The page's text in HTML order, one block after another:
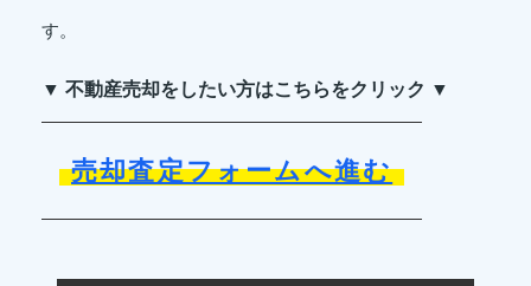
す。
▼ 不動産売却をしたい方はこちらをクリック ▼
売却査定フォームへ進む